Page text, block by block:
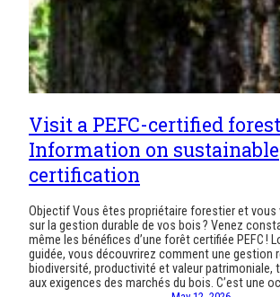
Visit a PEFC-certified
Information on sustainable
certification
Objectif Vous êtes propriétaire forestier et vous
sur la gestion durable de vos bois ? Venez
même les bénéfices d’une forêt certifiée PEFC !
guidée, vous découvrirez comment une gestion
biodiversité, productivité et valeur patrimoniale,
aux exigences des marchés du bois. C’est une